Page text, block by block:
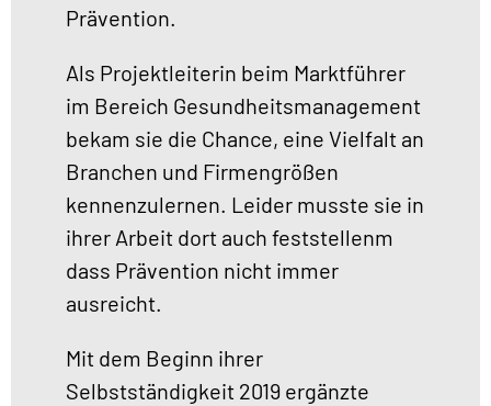
Prävention.
Als Projektleiterin beim Marktführer
im Bereich Gesundheitsmanagement
bekam sie die Chance, eine Vielfalt an
Branchen und Firmengrößen
kennenzulernen. Leider musste sie in
ihrer Arbeit dort auch feststellenm
dass Prävention nicht immer
ausreicht.
Mit dem Beginn ihrer
Selbstständigkeit 2019 ergänzte